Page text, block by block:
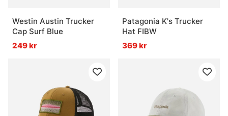
Westin Austin Trucker
Cap Surf Blue
249 kr
Patagonia K's Trucker
Hat FIBW
369 kr